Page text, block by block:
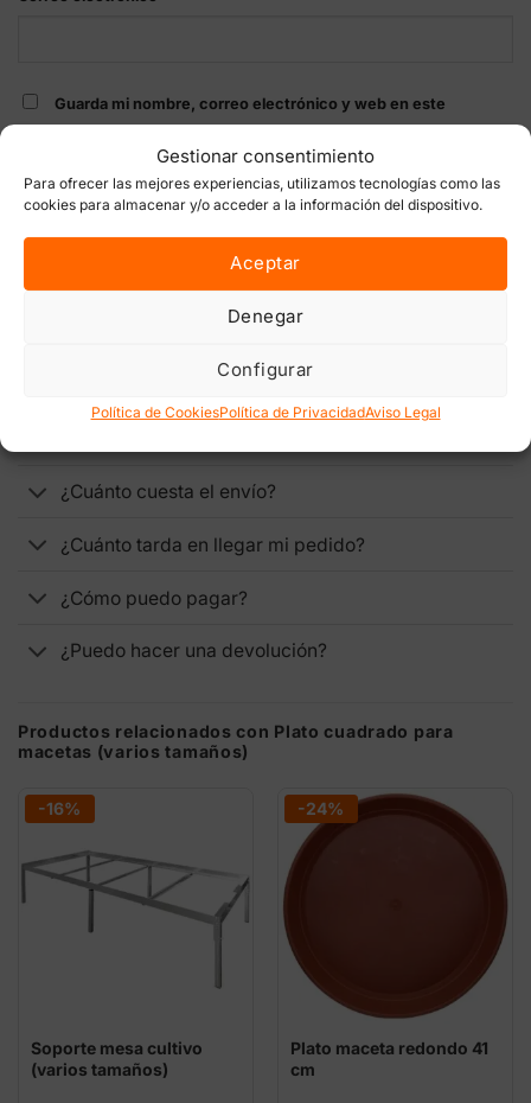
Gestionar consentimiento
Para ofrecer las mejores experiencias, utilizamos tecnologías como las
cookies para almacenar y/o acceder a la información del dispositivo.
Aceptar
Denegar
Configurar
Política de CookiesPolítica de PrivacidadAviso Legal
Guarda mi nombre, correo electrónico y web en este
ENVÍOS, DEVOLUCIONES Y PAGOS
¿Cuánto cuesta el envío?
¿Cuánto tarda en llegar mi pedido?
¿Cómo puedo pagar?
¿Puedo hacer una devolución?
Productos relacionados con Plato cuadrado para
macetas (varios tamaños)
-16%
Soporte mesa cultivo
(varios tamaños)
-24%
Plato maceta redondo 41
cm